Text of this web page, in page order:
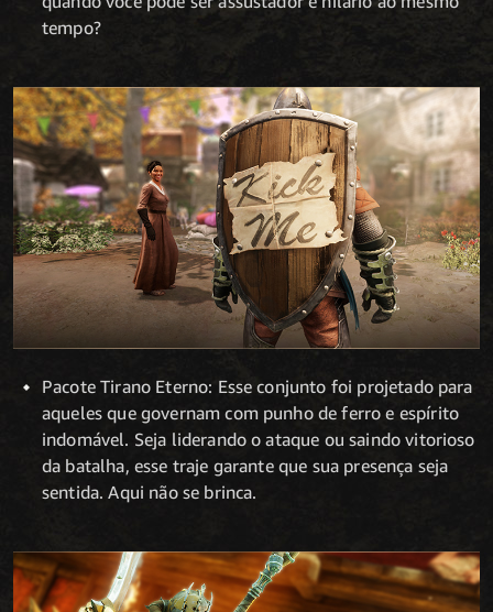
tempo?
Pacote Tirano Eterno: Esse conjunto foi projetado para
aqueles que governam com punho de ferro e espírito
indomável. Seja liderando o ataque ou saindo vitorioso
da batalha, esse traje garante que sua presença seja
sentida. Aqui não se brinca.